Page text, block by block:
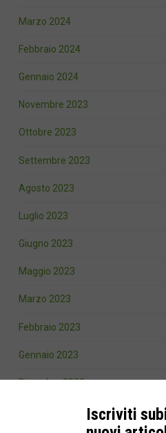
Marzo 2024
Febbraio 2024
Gennaio 2024
Novembre 2023
Ottobre 2023
Settembre 2023
Agosto 2023
Luglio 2023
Giugno 2023
Maggio 2023
Marzo 2023
Febbraio 2023
Gennaio 2023
Dicembre 2022
Novembre 2022Iscriviti